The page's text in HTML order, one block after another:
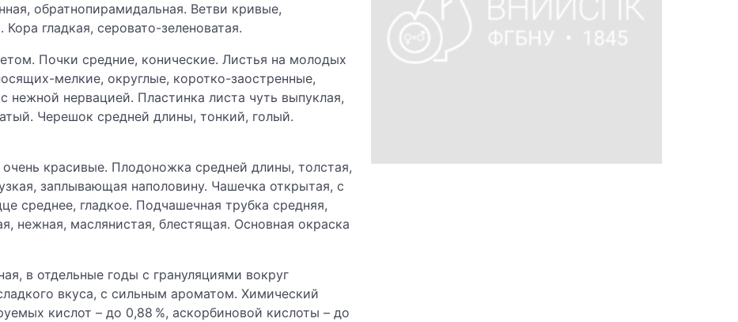
обратнопирамидальная. Ветви кривые,
гладкая, серовато-зеленоватая.
Почки средние, конические. Листья на молодых
мелкие, округлые, коротко-заостренные,
нежной нервацией. Пластинка листа чуть выпуклая,
Черешок средней длины, тонкий, голый.
красивые. Плодоножка средней длины, толстая,
заплывающая наполовину. Чашечка открытая, с
среднее, гладкое. Подчашечная трубка средняя,
нежная, маслянистая, блестящая. Основная окраска
в отдельные годы с грануляциями вокруг
вкуса, с сильным ароматом. Химический
кислот – до 0,88 %, аскорбиновой кислоты – до